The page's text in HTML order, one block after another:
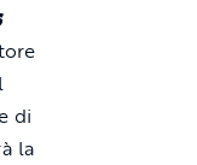
di
la